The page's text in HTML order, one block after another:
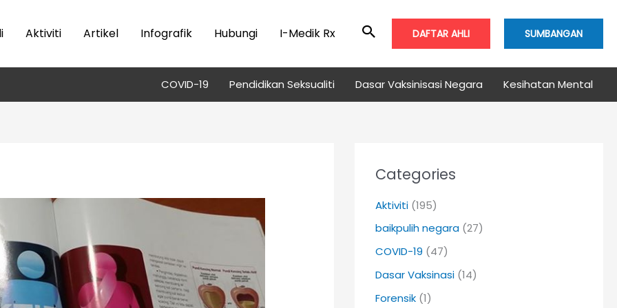
Aktiviti Artikel Infografik Hubungi I-Medik Rx DAFTAR AHLI SUMBANGAN
COVID-19 Pendidikan Seksualiti Dasar Vaksinisasi Negara Kesihatan Mental
Categories
Aktiviti(195)
baikpulih negara(27)
COVID-19 (47)
Dasar Vaksinasi(14)
Forensik(1)